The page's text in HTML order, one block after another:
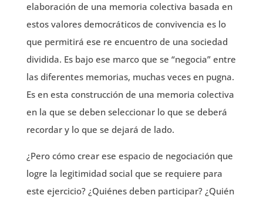
elaboración de una memoria colectiva basada en
estos valores democráticos de convivencia es lo
que permitirá ese re encuentro de una sociedad
dividida. Es bajo ese marco que se “negocia” entre
las diferentes memorias, muchas veces en pugna.
Es en esta construcción de una memoria colectiva
en la que se deben seleccionar lo que se deberá
recordar y lo que se dejará de lado.
¿Pero cómo crear ese espacio de negociación que
logre la legitimidad social que se requiere para
este ejercicio? ¿Quiénes deben participar? ¿Quién